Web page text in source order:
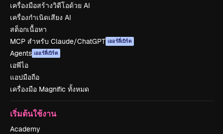
เครื่องมือสร้างวิดีโอด้วย AI
เครื่องกำเนิดเสียง AI
สต็อกเนื้อหา
MCP สำหรับ Claude/ChatGPT เออร์ลี่เบิร์ด
Agents เออร์ลี่เบิร์ด
เอพีไอ
แอปมือถือ
เครื่องมือ Magnific ทั้งหมด
เริ่มต้นใช้งาน
Academy